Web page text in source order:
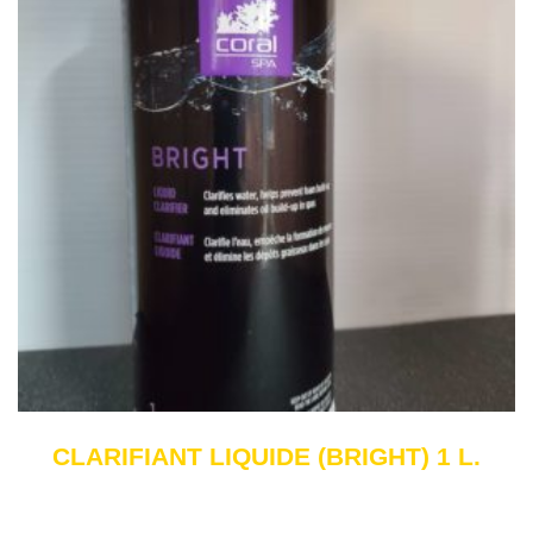
CLARIFIANT LIQUIDE (BRIGHT) 1 L.